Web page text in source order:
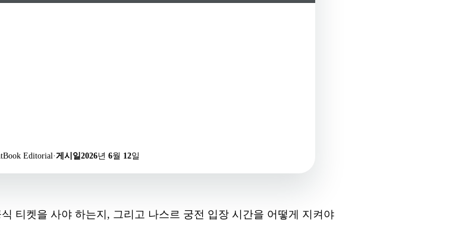
Editorial·게시일2026년 6월 12일
티켓을 사야 하는지, 그리고 나스르 궁전 입장 시간을 어떻게 지켜야